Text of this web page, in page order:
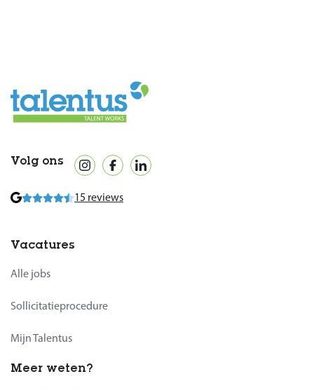
Volg ons
15 reviews
Vacatures
Alle jobs
Sollicitatieprocedure
Mijn Talentus
Meer weten?